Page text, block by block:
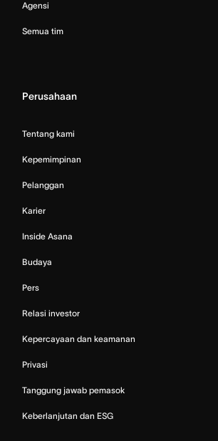
Agensi
Semua tim
Perusahaan
Tentang kami
Kepemimpinan
Pelanggan
Karier
Inside Asana
Budaya
Pers
Relasi investor
Kepercayaan dan keamanan
Privasi
Tanggung jawab pemasok
Keberlanjutan dan ESG